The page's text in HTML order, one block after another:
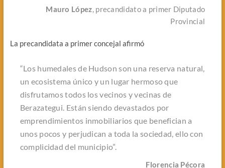
Mauro López, precandidato a primer Diputado
Provincial
La precandidata a primer concejal afirmó
“Los humedales de Hudson son una reserva natural,
un ecosistema único y un lugar hermoso que
disfrutamos todos los vecinos y vecinas de
Berazategui. Están siendo devastados por
emprendimientos inmobiliarios que benefician a
unos pocos y perjudican a toda la sociedad, ello con
complicidad del municipio”.
Florencia Pécora